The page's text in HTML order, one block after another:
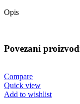
Opis
Povezani
Compare
Quick view
Add to wishlist